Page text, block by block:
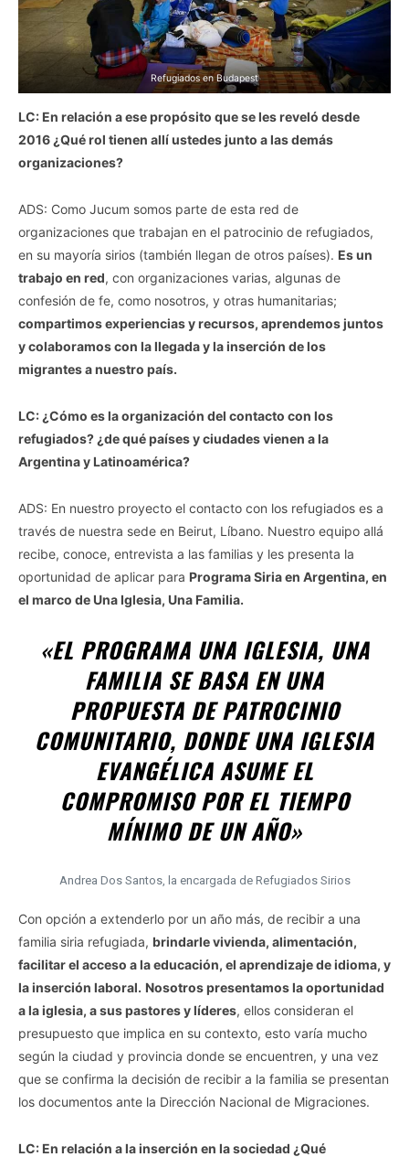
Refugiados en Budapest
LC: En relación a ese propósito que se les reveló desde
2016 ¿Qué rol tienen allí ustedes junto a las demás
organizaciones?
ADS: Como Jucum somos parte de esta red de
organizaciones que trabajan en el patrocinio de refugiados,
en su mayoría sirios (también llegan de otros países). Es un
trabajo en red, con organizaciones varias, algunas de
confesión de fe, como nosotros, y otras humanitarias;
compartimos experiencias y recursos, aprendemos juntos
y colaboramos con la llegada y la inserción de los
migrantes a nuestro país.
LC: ¿Cómo es la organización del contacto con los
refugiados? ¿de qué países y ciudades vienen a la
Argentina y Latinoamérica?
ADS: En nuestro proyecto el contacto con los refugiados es a
través de nuestra sede en Beirut, Líbano. Nuestro equipo allá
recibe, conoce, entrevista a las familias y les presenta la
oportunidad de aplicar para Programa Siria en Argentina, en
el marco de Una Iglesia, Una Familia.
«EL PROGRAMA UNA IGLESIA, UNA
FAMILIA SE BASA EN UNA
PROPUESTA DE PATROCINIO
COMUNITARIO, DONDE UNA IGLESIA
EVANGÉLICA ASUME EL
COMPROMISO POR EL TIEMPO
MÍNIMO DE UN AÑO»
Andrea Dos Santos, la encargada de Refugiados Sirios
Con opción a extenderlo por un año más, de recibir a una
familia siria refugiada, brindarle vivienda, alimentación,
facilitar el acceso a la educación, el aprendizaje de idioma, y
la inserción laboral. Nosotros presentamos la oportunidad
a la iglesia, a sus pastores y líderes, ellos consideran el
presupuesto que implica en su contexto, esto varía mucho
según la ciudad y provincia donde se encuentren, y una vez
que se confirma la decisión de recibir a la familia se presentan
los documentos ante la Dirección Nacional de Migraciones.
LC: En relación a la inserción en la sociedad ¿Qué